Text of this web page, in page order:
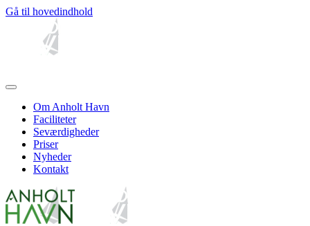
Gå til hovedindhold
Om Anholt Havn
Faciliteter
Seværdigheder
Priser
Nyheder
Kontakt